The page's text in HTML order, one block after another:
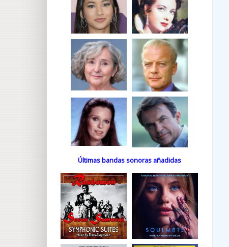
Últimas bandas sonoras añadidas